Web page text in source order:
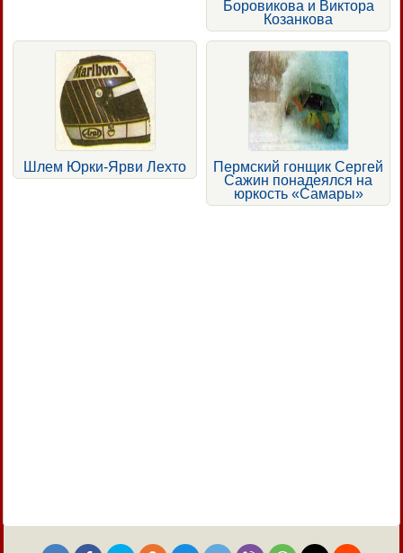
Боровикова и Виктора
Козанкова
Шлем Юрки-Ярви Лехто
Пермский гонщик Сергей
Сажин понадеялся на
юркость «Самары»